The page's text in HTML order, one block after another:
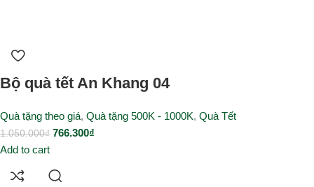
Bộ quà tết An Khang 04
Quà tặng theo giá, Quà tặng 500K - 1000K, Quà Tết
1.050.000₫ 766.300₫
Add to cart